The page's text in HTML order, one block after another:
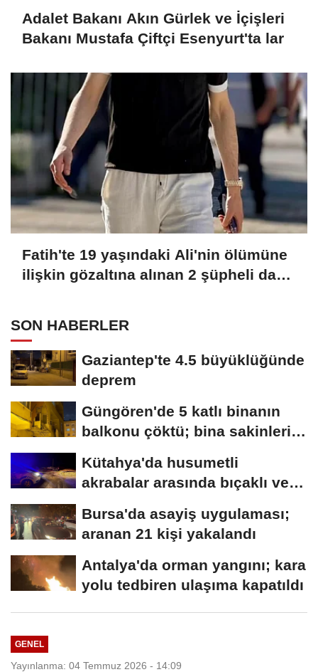
Adalet Bakanı Akın Gürlek ve İçişleri
Bakanı Mustafa Çiftçi Esenyurt'ta lar
Fatih'te 19 yaşındaki Ali'nin ölümüne
ilişkin gözaltına alınan 2 şüpheli daha
SON HABERLER
Gaziantep'te 4.5 büyüklüğünde
deprem
Güngören'de 5 katlı binanın
balkonu çöktü; bina sakinleri
Kütahya'da husumetli
akrabalar arasında bıçaklı ve
Bursa'da asayiş uygulaması;
aranan 21 kişi yakalandı
Antalya'da orman yangını; kara
yolu tedbiren ulaşıma kapatıldı
GENEL
Yayınlanma: 04 Temmuz 2026 - 14:09